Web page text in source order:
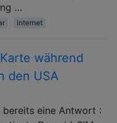
…
internet
während
den USA
bereits eine Antwort :